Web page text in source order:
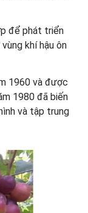
để phát triển
khí hậu ôn
1960 và được
1980 đã biến
và tập trung